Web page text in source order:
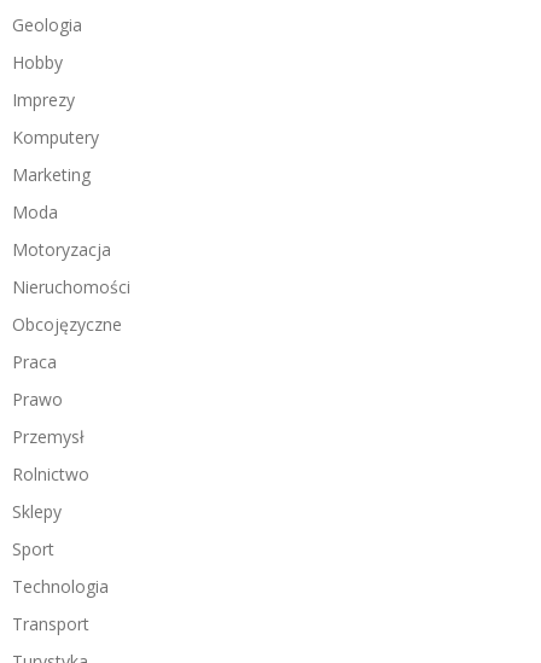
Geologia
Hobby
Imprezy
Komputery
Marketing
Moda
Motoryzacja
Nieruchomości
Obcojęzyczne
Praca
Prawo
Przemysł
Rolnictwo
Sklepy
Sport
Technologia
Transport